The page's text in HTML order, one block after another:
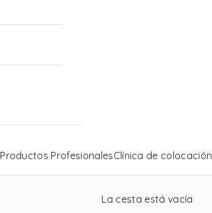
Productos ProfesionalesClínica de colocación
La cesta está vacía